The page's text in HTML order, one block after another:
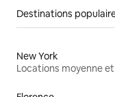
Destinations
New York